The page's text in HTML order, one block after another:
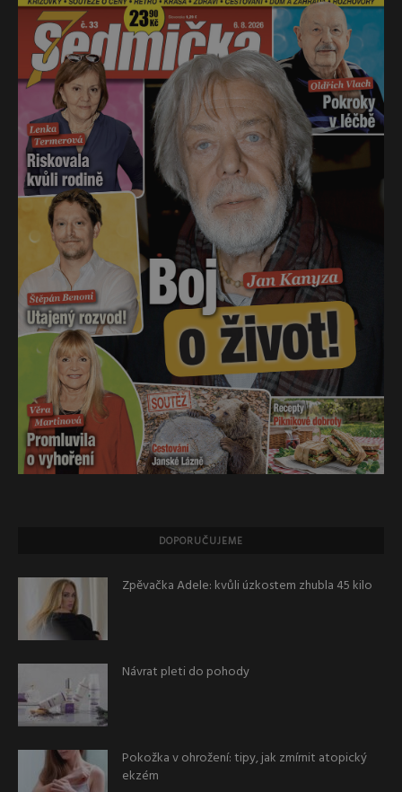
DOPORUČUJEME
Zpěvačka Adele: kvůli úzkostem zhubla 45 kilo
Návrat pleti do pohody
Pokožka v ohrožení: tipy, jak zmírnit atopický
ekzém